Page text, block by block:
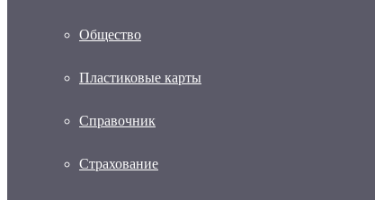
Общество
Пластиковые карты
Справочник
Страхование